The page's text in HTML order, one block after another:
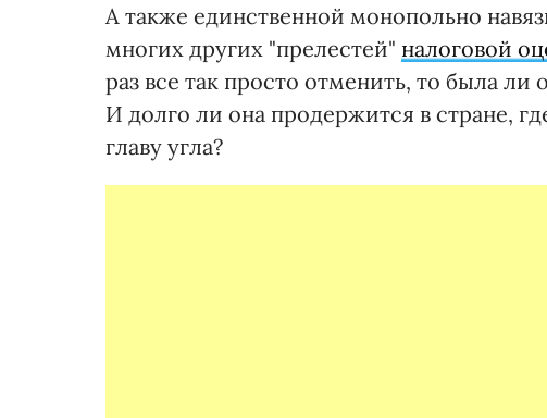
А также единственной монопольно
многих других "прелестей" налоговой
раз все так просто отменить, то была
И долго ли она продержится в стране,
главу угла?